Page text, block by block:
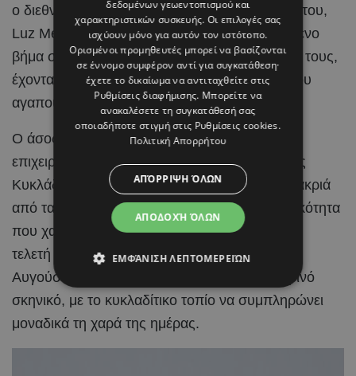
ο διεθνής ποδοσφαιριστήςκαι η αγαπημένη του,
Luz Méndez, αποφάσισαν να κάνουν το επόμενο
βήμα στη σχέση τους και να ενώσουν τις ζωές τους,
έχοντας στο πλευρό τους τους ανθρώπους που
αγαπούν.
Ο άσος της Real Madrid και η Ισπανίδα
επιχειρηματίας και content creator επέλεξαν τις
Κυκλάδες για την ιδιαίτερη αυτή περίσταση, μακριά
από τα φώτα της δημοσιότητας και με διακριτικότητα
που χαρακτηρίζει γενικότερα τη σχέση τους. Η
τελετή πραγματοποιήθηκε την Κυριακή 2
Αυγούστου, μέσα σε ένα ειδυλλιακό καλοκαιρινό
σκηνικό, με το κυκλαδίτικο τοπίο να συμπληρώνει
μοναδικά τη χαρά της ημέρας.
δεδομένων γεωεντοπισμού και
χαρακτηριστικών συσκευής. Οι επιλογές σας
ισχύουν μόνο για αυτόν τον ιστότοπο.
Ορισμένοι προμηθευτές μπορεί να βασίζονται
σε έννομο συμφέρον αντί για συγκατάθεση·
έχετε το δικαίωμα να αντιταχθείτε στις
Ρυθμίσεις διαφήμισης. Μπορείτε να
ανακαλέσετε τη συγκατάθεσή σας
οποιαδήποτε στιγμή στις Ρυθμίσεις cookies.
Πολιτική Απορρήτου
ΑΠΟΔΟΧΉ ΌΛΩΝ
ΑΠΌΡΡΙΨΗ ΌΛΩΝ
ΕΜΦΆΝΙΣΗ ΛΕΠΤΟΜΕΡΕΙΏΝ